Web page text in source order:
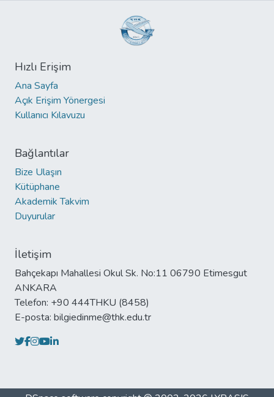
Hızlı Erişim
Ana Sayfa
Açık Erişim Yönergesi
Kullanıcı Kılavuzu
Bağlantılar
Bize Ulaşın
Kütüphane
Akademik Takvim
Duyurular
İletişim
Bahçekapı Mahallesi Okul Sk. No:11 06790 Etimesgut
ANKARA
Telefon: +90 444THKU (8458)
E-posta: bilgiedinme@thk.edu.tr